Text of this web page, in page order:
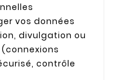
vos données
divulgation ou
contrôle